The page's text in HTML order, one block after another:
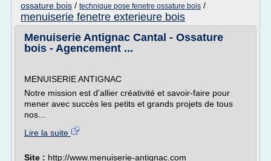
ossature bois / technique pose fenetre ossature bois /
menuiserie fenetre exterieure bois
Menuiserie Antignac Cantal - Ossature
bois - Agencement ...
MENUISERIE ANTIGNAC
Notre mission est d'allier créativité et savoir-faire pour
mener avec succès les petits et grands projets de tous
nos...
Lire la suite
Site : http://www.menuiserie-antignac.com